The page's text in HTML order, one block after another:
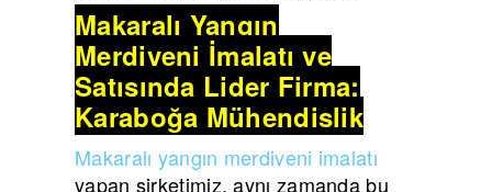
Makaralı Yangın
Merdiveni İmalatı ve
Satışında Lider Firma:
Karaboğa Mühendislik
Makaralı yangın merdiveni imalatı
yapan şirketimiz, aynı zamanda bu